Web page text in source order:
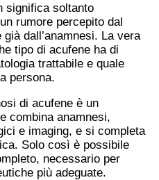
significa soltanto
rumore percepito dal
dall’anamnesi. La vera
tipo di acufene ha di
trattabile e quale
persona.
di acufene è un
combina anamnesi,
e imaging, e si completa
Solo così è possibile
necessario per
più adeguate.